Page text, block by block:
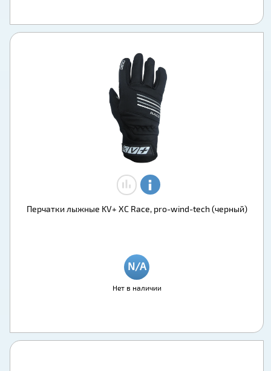
Перчатки лыжные KV+ XC Race, pro-wind-tech (черный)
Нет в наличии